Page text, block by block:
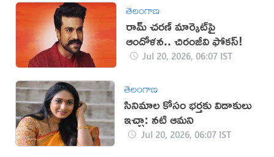
తెలంగాణ
రామ్ చరణ్ మార్కెట్‌పై
ఆందోళన.. చిరంజీవి ఫోకస్!
Jul 20, 2026, 06:07 IST
తెలంగాణ
సినిమాల కోసం భర్తకు విడాకులు
ఇచ్చా: నటి ఆమని
Jul 20, 2026, 06:07 IST